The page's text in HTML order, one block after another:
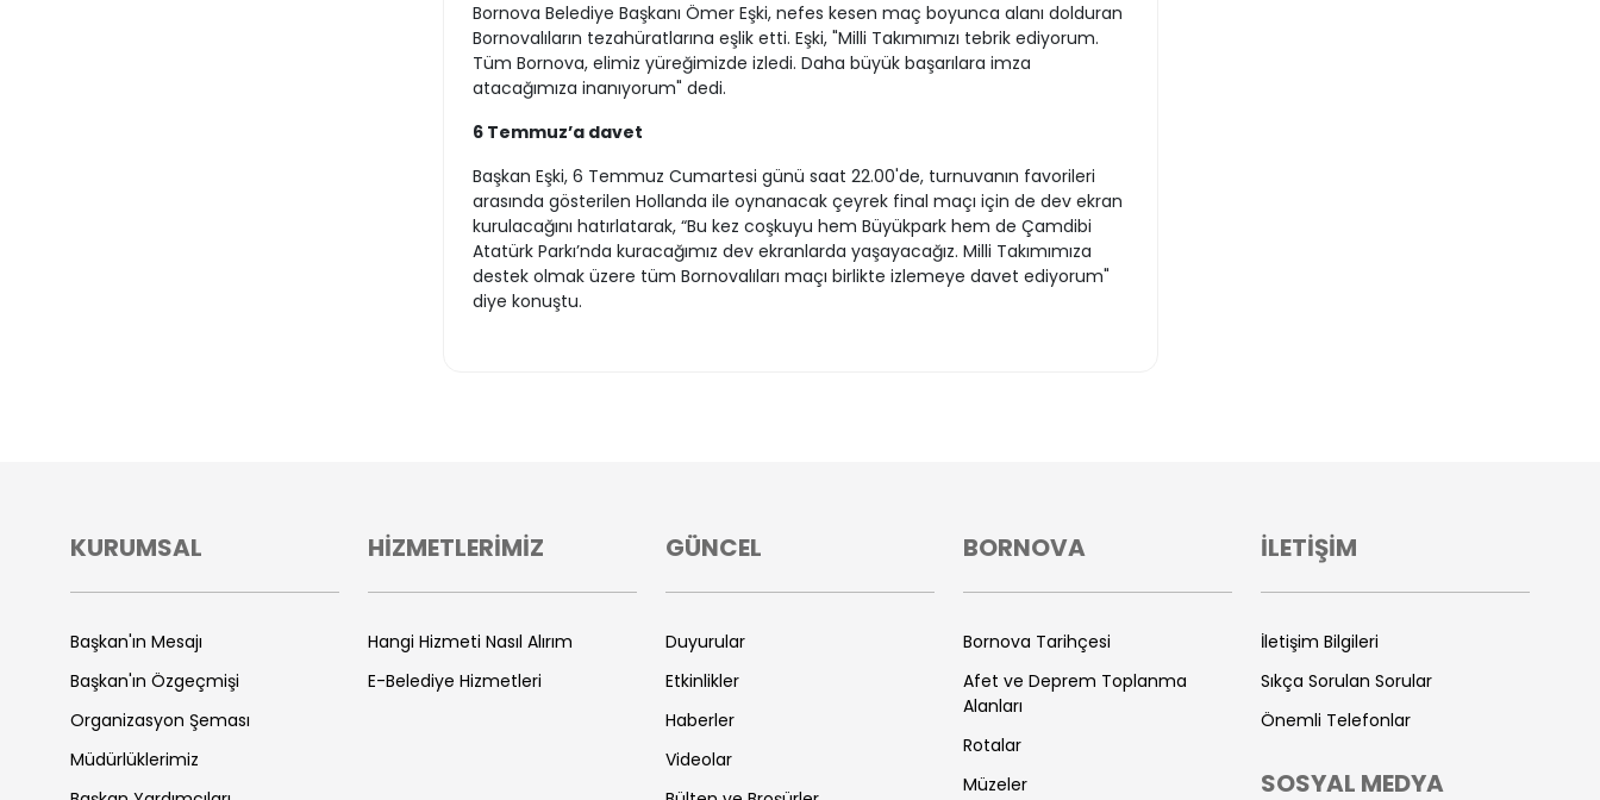
Bornova Belediye Başkanı Ömer Eşki, nefes kesen maç boyunca alanı dolduran
Bornovalıların tezahüratlarına eşlik etti. Eşki, "Milli Takımımızı tebrik ediyorum.
Tüm Bornova, elimiz yüreğimizde izledi. Daha büyük başarılara imza
atacağımıza inanıyorum" dedi.
6 Temmuz’a davet
Başkan Eşki, 6 Temmuz Cumartesi günü saat 22.00'de, turnuvanın favorileri
arasında gösterilen Hollanda ile oynanacak çeyrek final maçı için de dev ekran
kurulacağını hatırlatarak, “Bu kez coşkuyu hem Büyükpark hem de Çamdibi
Atatürk Parkı’nda kuracağımız dev ekranlarda yaşayacağız. Milli Takımımıza
destek olmak üzere tüm Bornovalıları maçı birlikte izlemeye davet ediyorum"
diye konuştu.
KURUMSAL
Başkan'ın Mesajı
Başkan'ın Özgeçmişi
Organizasyon Şeması
Müdürlüklerimiz
HİZMETLERİMİZ
Hangi Hizmeti Nasıl Alırım
E-Belediye Hizmetleri
GÜNCEL
Duyurular
Etkinlikler
Haberler
Videolar
BORNOVA
Bornova Tarihçesi
Afet ve Deprem Toplanma
Alanları
Rotalar
Müzeler
İLETİŞİM
İletişim Bilgileri
Sıkça Sorulan Sorular
Önemli Telefonlar
SOSYAL MEDYA